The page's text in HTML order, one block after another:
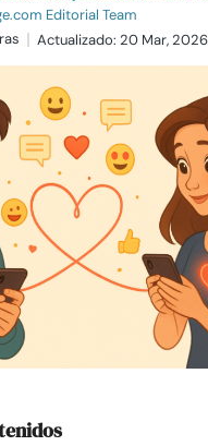
Editorial Team
Actualizado: 20 Mar, 2026